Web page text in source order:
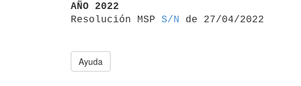
AÑO 2022
Resolución MSP S/N
Ayuda